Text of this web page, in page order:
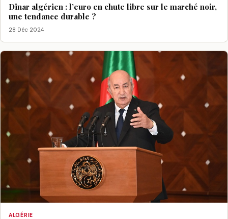
Dinar algérien : l’euro en chute libre sur le marché noir,
une tendance durable ?
28 Déc 2024
ALGÉRIE